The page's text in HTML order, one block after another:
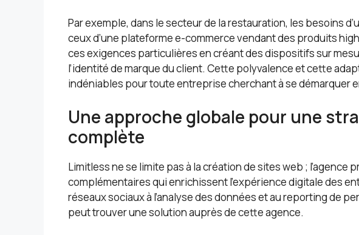
Par exemple, dans le secteur de la restauration, les besoins
ceux d’une plateforme e-commerce vendant des produits
ces exigences particulières en créant des dispositifs sur
l’identité de marque du client. Cette polyvalence et cette
indéniables pour toute entreprise cherchant à se démarquer
Une approche globale pour une
complète
Limitless ne se limite pas à la création de sites web ; l’agence
complémentaires qui enrichissent l’expérience digitale des
réseaux sociaux à l’analyse des données et au reporting de
peut trouver une solution auprès de cette agence.